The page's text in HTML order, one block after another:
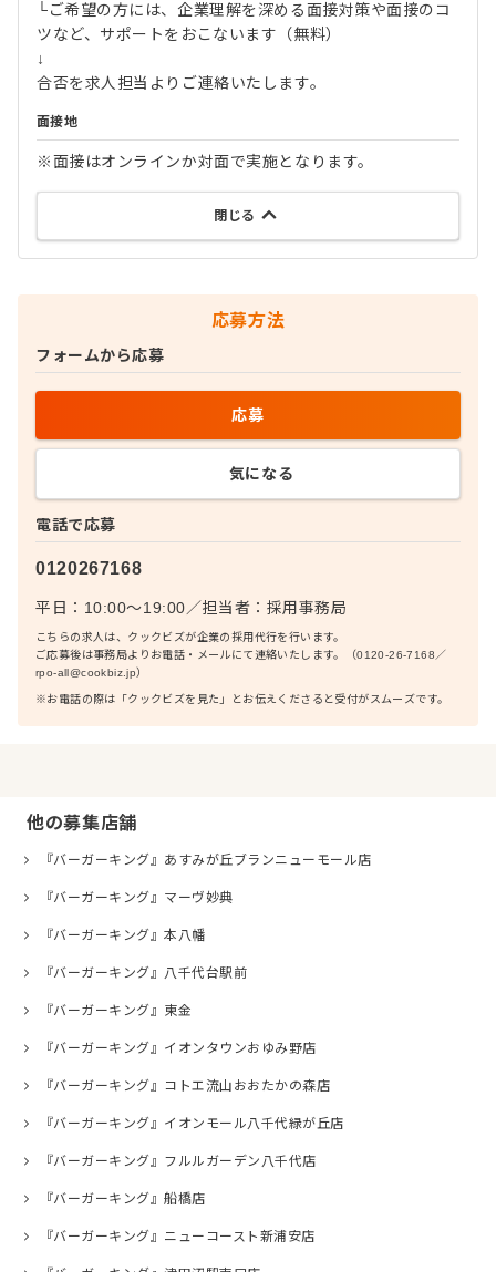
└ご希望の方には、企業理解を深める面接対策や面接のコ
ツなど、サポートをおこないます（無料）
↓
合否を求人担当よりご連絡いたします。
面接地
※面接はオンラインか対面で実施となります。
閉じる
応募方法
電話で応募
0120267168
平日：10:00〜19:00／担当者： 採用事務局
こちらの求人は、クックビズが企業の採用代行を行います。
ご応募後は事務局よりお電話・メールにて連絡いたします。（0120-26-7168／
rpo-all@cookbiz.jp）
※お電話の際は「クックビズを見た」とお伝えくださると受付がスムーズです。
フォームから応募
応募
気になる
他の募集店舗
『バーガーキング』あすみが丘ブランニューモール店
『バーガーキング』マーヴ妙典
『バーガーキング』本八幡
『バーガーキング』八千代台駅前
『バーガーキング』東金
『バーガーキング』イオンタウンおゆみ野店
『バーガーキング』コトエ流山おおたかの森店
『バーガーキング』イオンモール八千代緑が丘店
『バーガーキング』フルルガーデン八千代店
『バーガーキング』船橋店
『バーガーキング』ニューコースト新浦安店